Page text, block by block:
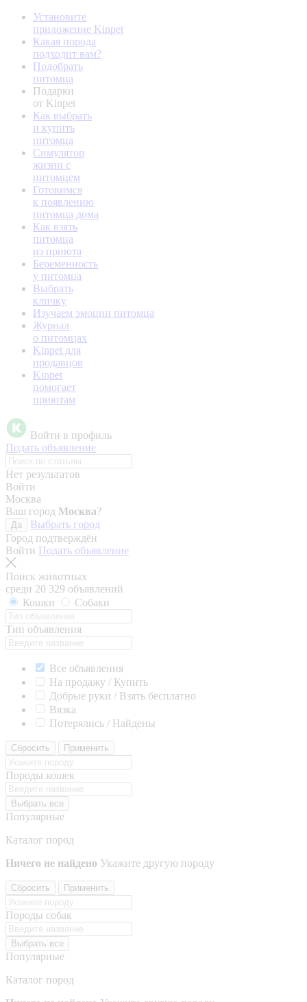
Установите
приложение Kinpet
Какая порода
подходит вам?
Подобрать
питомца
Подарки
от Kinpet
Как выбрать
и купить
питомца
Симулятор
жизни с
питомцем
Готовимся
к появлению
питомца дома
Как взять
питомца
из приюта
Беременность
у питомца
Выбрать
кличку
Изучаем эмоции питомца
Журнал
о питомцах
Kinpet для
продавцов
Kinpet
помогает
приютам
Войти в профиль
Подать объявление
Нет результатов
Войти
Москва
Ваш город Москва?
Да
Выбрать город
Город подтверждён
Войти Подать объявление
Поиск животных
среди 20 329 объявлений
Кошки
Собаки
Тип объявления
Все объявления
На продажу / Купить
Добрые руки / Взять бесплатно
Вязка
Потерялись / Найдены
Сбросить Применить
Породы кошек
Выбрать все
Популярные
Каталог пород
Ничего не найдено Укажите другую породу
Сбросить Применить
Породы собак
Выбрать все
Популярные
Каталог пород